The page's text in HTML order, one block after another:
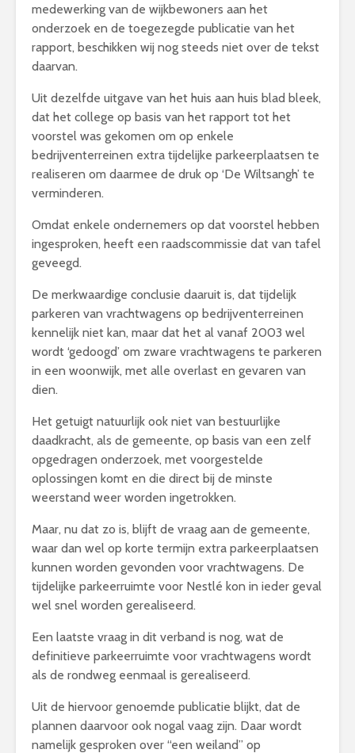
medewerking van de wijkbewoners aan het
onderzoek en de toegezegde publicatie van het
rapport, beschikken wij nog steeds niet over de tekst
daarvan.
Uit dezelfde uitgave van het huis aan huis blad bleek,
dat het college op basis van het rapport tot het
voorstel was gekomen om op enkele
bedrijventerreinen extra tijdelijke parkeerplaatsen te
realiseren om daarmee de druk op ‘De Wiltsangh’ te
verminderen.
Omdat enkele ondernemers op dat voorstel hebben
ingesproken, heeft een raadscommissie dat van tafel
geveegd.
De merkwaardige conclusie daaruit is, dat tijdelijk
parkeren van vrachtwagens op bedrijventerreinen
kennelijk niet kan, maar dat het al vanaf 2003 wel
wordt ‘gedoogd’ om zware vrachtwagens te parkeren
in een woonwijk, met alle overlast en gevaren van
dien.
Het getuigt natuurlijk ook niet van bestuurlijke
daadkracht, als de gemeente, op basis van een zelf
opgedragen onderzoek, met voorgestelde
oplossingen komt en die direct bij de minste
weerstand weer worden ingetrokken.
Maar, nu dat zo is, blijft de vraag aan de gemeente,
waar dan wel op korte termijn extra parkeerplaatsen
kunnen worden gevonden voor vrachtwagens. De
tijdelijke parkeerruimte voor Nestlé kon in ieder geval
wel snel worden gerealiseerd.
Een laatste vraag in dit verband is nog, wat de
definitieve parkeerruimte voor vrachtwagens wordt
als de rondweg eenmaal is gerealiseerd.
Uit de hiervoor genoemde publicatie blijkt, dat de
plannen daarvoor ook nogal vaag zijn. Daar wordt
namelijk gesproken over “een weiland” op